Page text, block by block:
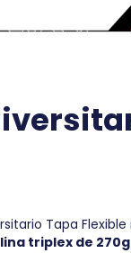
Tapa
triplex de